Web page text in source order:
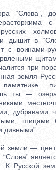
до
дышит в
с воинами-
при
земля
памятнике
ты —
дубравами
птицами
дивными”.
земли —
К Русской